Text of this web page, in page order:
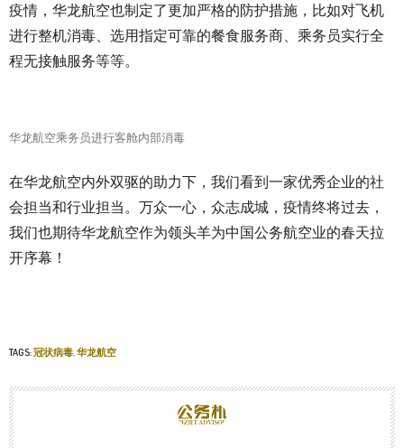
疫情，华龙航空也制定了更加严格的防护措施，比如对飞机
进行整机消毒、选用指定可靠的餐食服务商、乘务员实行全
程无接触服务等等。
华龙航空乘务员进行客舱内部消毒
在华龙航空内外双驱的助力下，我们看到一家优秀企业的社
会担当和行业担当。万众一心，众志成城，疫情终将过去，
我们也期待华龙航空作为领头羊为中国公务航空业的春天拉
开序幕！
TAGS:冠状病毒,华龙航空